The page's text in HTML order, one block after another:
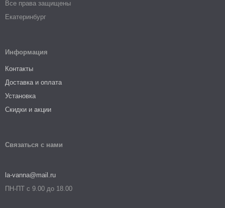
Все права защищены
Екатеринбург
Информация
Контакты
Доставка и оплата
Установка
Скидки и акции
Связаться с нами
la-vanna@mail.ru
ПН-ПТ с 9.00 до 18.00